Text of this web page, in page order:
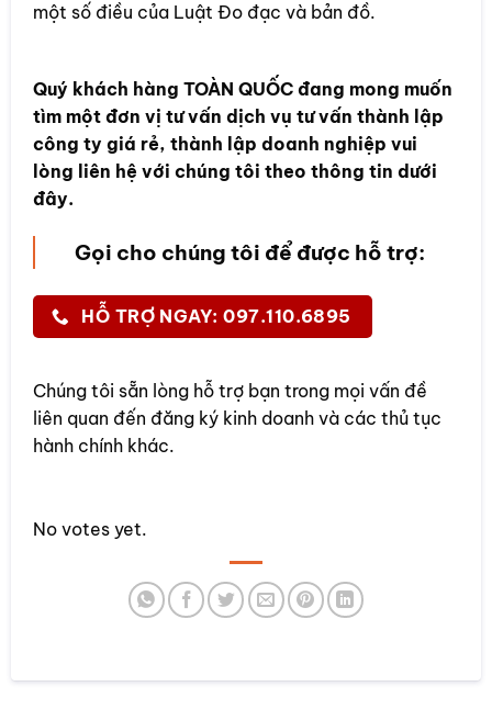
một số điều của Luật Đo đạc và bản đồ.
Quý khách hàng TOÀN QUỐCđang mong muốn
tìm một đơn vị tư vấn dịch vụ tư vấn thành lập
công ty giá rẻ, thành lập doanh nghiệp vui
lòng liên hệ với chúng tôi theo thông tin dưới
đây.
Gọi cho chúng tôi để được hỗ trợ:
HỖ TRỢ NGAY: 097.110.6895
Chúng tôi sẵn lòng hỗ trợ bạn trong mọi vấn đề
liên quan đến đăng ký kinh doanh và các thủ tục
hành chính khác.
SUBMIT RATING
No votes yet.